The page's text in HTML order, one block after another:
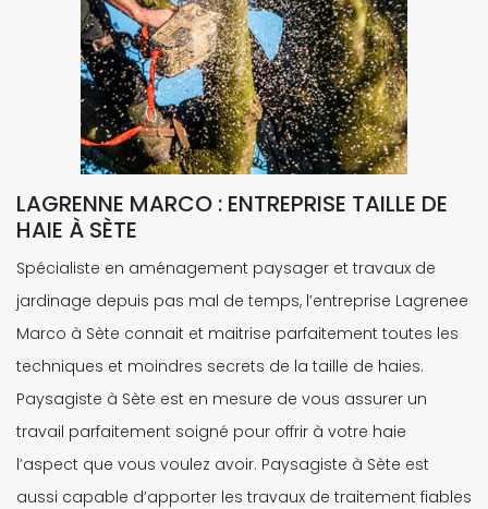
LAGRENNE MARCO : ENTREPRISE TAILLE DE
HAIE À SÈTE
Spécialiste en aménagement paysager et travaux de
jardinage depuis pas mal de temps, l’entreprise Lagrenee
Marco à Sète connait et maitrise parfaitement toutes les
techniques et moindres secrets de la taille de haies.
Paysagiste à Sète est en mesure de vous assurer un
travail parfaitement soigné pour offrir à votre haie
l’aspect que vous voulez avoir. Paysagiste à Sète est
aussi capable d’apporter les travaux de traitement fiables